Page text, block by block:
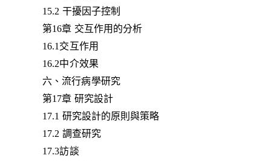
15.2 干擾因子控制
第16章 交互作用的分析
16.1交互作用
16.2中介效果
六、流行病學研究
第17章 研究設計
17.1 研究設計的原則與策略
17.2 調查研究
17.3訪談